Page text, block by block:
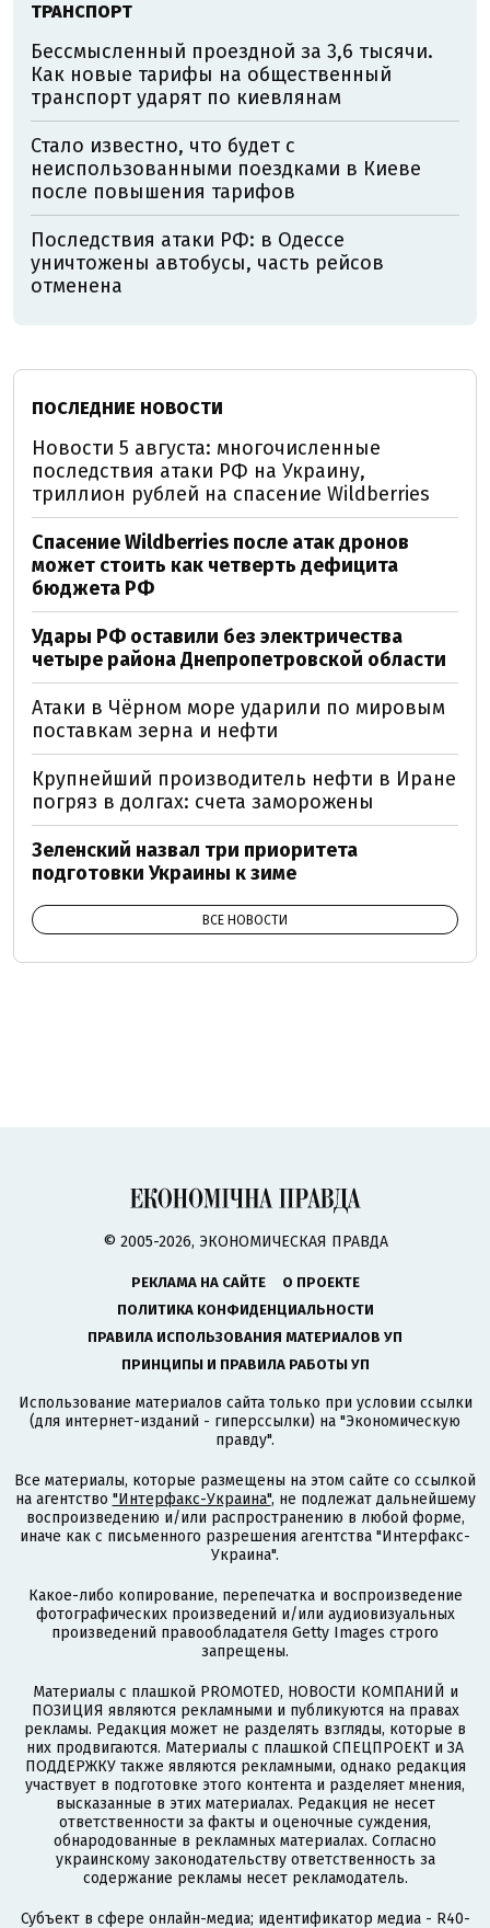
ТРАНСПОРТ
Бессмысленный проездной за 3,6 тысячи.
Как новые тарифы на общественный
транспорт ударят по киевлянам
Стало известно, что будет с
неиспользованными поездками в Киеве
после повышения тарифов
Последствия атаки РФ: в Одессе
уничтожены автобусы, часть рейсов
отменена
ПОСЛЕДНИЕ НОВОСТИ
Новости 5 августа: многочисленные
последствия атаки РФ на Украину,
триллион рублей на спасение Wildberries
Спасение Wildberries после атак дронов
может стоить как четверть дефицита
бюджета РФ
Удары РФ оставили без электричества
четыре района Днепропетровской области
Атаки в Чёрном море ударили по мировым
поставкам зерна и нефти
Крупнейший производитель нефти в Иране
погряз в долгах: счета заморожены
Зеленский назвал три приоритета
подготовки Украины к зиме
ВСЕ НОВОСТИ
© 2005-2026, ЭКОНОМИЧЕСКАЯ ПРАВДА
РЕКЛАМА НА САЙТЕ
О ПРОЕКТЕ
ПОЛИТИКА КОНФИДЕНЦИАЛЬНОСТИ
ПРАВИЛА ИСПОЛЬЗОВАНИЯ МАТЕРИАЛОВ УП
ПРИНЦИПЫ И ПРАВИЛА РАБОТЫ УП
Использование материалов сайта только при условии ссылки
(для интернет-изданий - гиперссылки) на "Экономическую
правду".
Все материалы, которые размещены на этом сайте со ссылкой
на агентство "Интерфакс-Украина", не подлежат дальнейшему
воспроизведению и/или распространению в любой форме,
иначе как с письменного разрешения агентства "Интерфакс-
Украина".
Какое-либо копирование, перепечатка и воспроизведение
фотографических произведений и/или аудиовизуальных
произведений правообладателя Getty Images строго
запрещены.
Материалы с плашкой PROMOTED, НОВОСТИ КОМПАНИЙ и
ПОЗИЦИЯ являются рекламными и публикуются на правах
рекламы. Редакция может не разделять взгляды, которые в
них продвигаются. Материалы с плашкой СПЕЦПРОЕКТ и ЗА
ПОДДЕРЖКУ также являются рекламными, однако редакция
участвует в подготовке этого контента и разделяет мнения,
высказанные в этих материалах. Редакция не несет
ответственности за факты и оценочные суждения,
обнародованные в рекламных материалах. Согласно
украинскому законодательству ответственность за
содержание рекламы несет рекламодатель.
Субъект в сфере онлайн-медиа; идентификатор медиа - R40-